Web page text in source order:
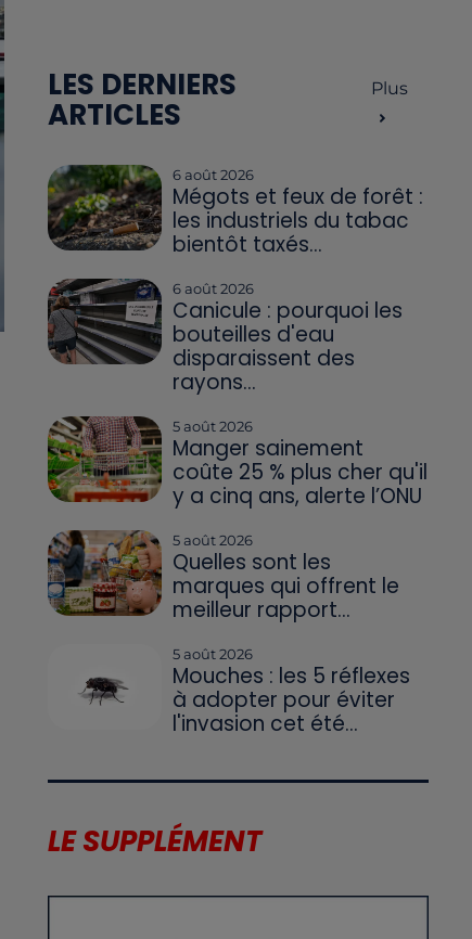
LES DERNIERS
ARTICLES
Plus
6 août 2026
Mégots et feux de forêt :
les industriels du tabac
bientôt taxés...
6 août 2026
Canicule : pourquoi les
bouteilles d'eau
disparaissent des
rayons...
5 août 2026
Manger sainement
coûte 25 % plus cher qu'il
y a cinq ans, alerte l’ONU
5 août 2026
Quelles sont les
marques qui offrent le
meilleur rapport...
5 août 2026
Mouches : les 5 réflexes
à adopter pour éviter
l'invasion cet été...
LE SUPPLÉMENT